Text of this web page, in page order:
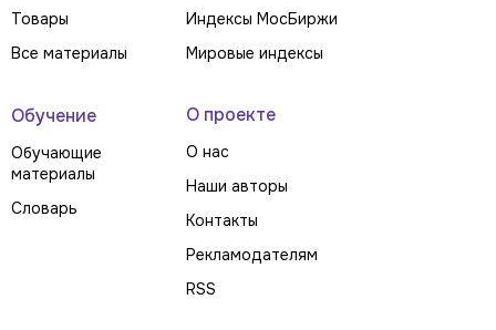
Товары
Все материалы
Индексы МосБиржи
Мировые индексы
Обучение
Обучающие
материалы
Словарь
О проекте
О нас
Наши авторы
Контакты
Рекламодателям
RSS